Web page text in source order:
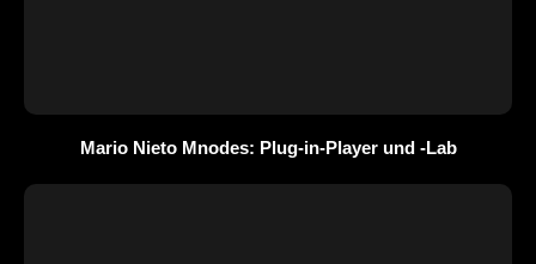
Mario Nieto Mnodes: Plug-in-Player und -Lab